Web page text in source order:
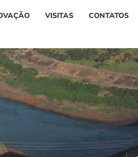
VISITAS CONTATOS